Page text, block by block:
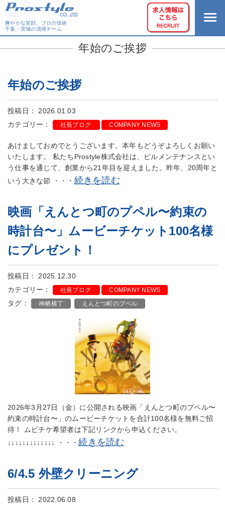
爽やかな笑顔、プロの技術
千葉・茨城の清掃チーム
年始のご挨拶
年始のご挨拶
投稿日： 2026.01.03
カテゴリー：
社長ブログ COMPANY NEWS
あけましておめでとうございます。本年もどうぞよろしくお願い
いたします。 私たちProstyle株式会社は、ビルメンテナンスとい
う仕事を通じて、創業から21年目を迎えました。昨年、20周年と
いう大きな節 ・・・ 続きを読む
映画「えんとつ町のプペル〜約束の
時計台〜」ムービーチケット100名様
にプレゼント！
投稿日： 2025.12.30
カテゴリー：
社長ブログ COMPANY NEWS
タグ： 神栖横丁 えんとつ町のプペル
2026年3月27日（金）に公開される映画「えんとつ町のプペル〜
約束の時計台〜」のムービーチケットを合計100名様を無料ご招
待！ ムビチケ希望者は下記リンクから申込ください。
↓↓↓↓↓↓↓↓↓↓↓↓↓ ・・・続きを読む
6/4.5 外壁クリーニング
投稿日： 2022.06.08